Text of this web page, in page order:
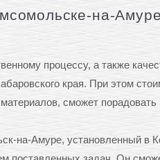
на-Амуре
процессу, а также
края. При этом
сможет
на-Амуре, установленный в